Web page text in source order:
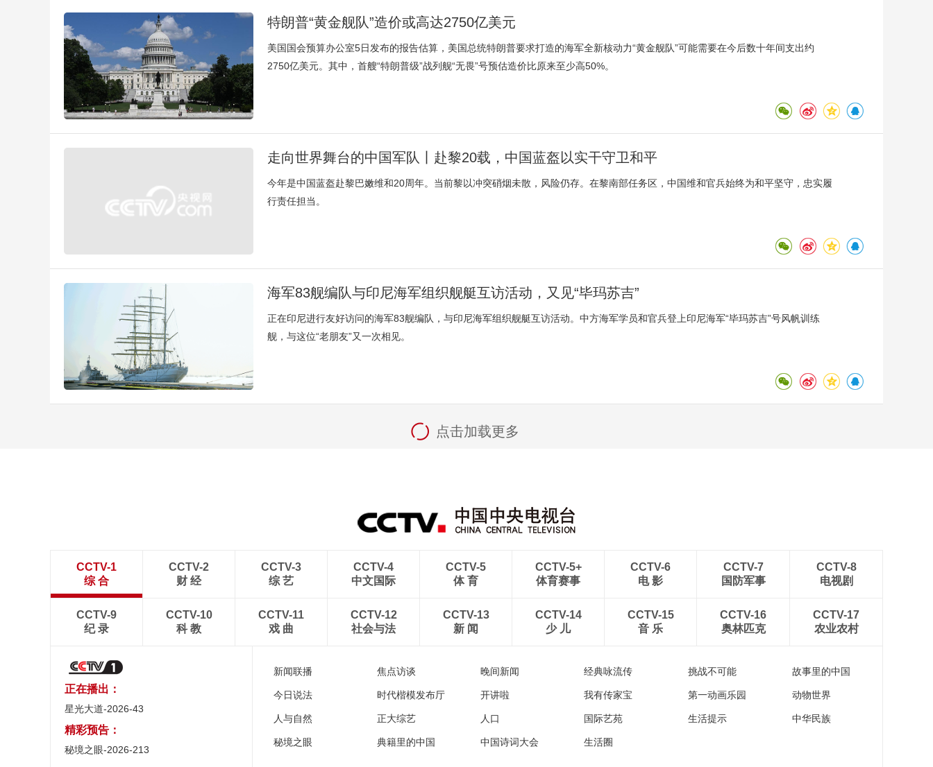
特朗普“黄金舰队”造价或高达2750亿美元
美国国会预算办公室5日发布的报告估算，美国总统特朗普要求打造的海军全新核动力“黄金舰队”可能需要在今后数十年间支出约
2750亿美元。其中，首艘“特朗普级”战列舰“无畏”号预估造价比原来至少高50%。
走向世界舞台的中国军队丨赴黎20载，中国蓝盔以实干守卫和平
今年是中国蓝盔赴黎巴嫩维和20周年。当前黎以冲突硝烟未散，风险仍存。在黎南部任务区，中国维和官兵始终为和平坚守，忠实履
行责任担当。
海军83舰编队与印尼海军组织舰艇互访活动，又见“毕玛苏吉”
正在印尼进行友好访问的海军83舰编队，与印尼海军组织舰艇互访活动。中方海军学员和官兵登上印尼海军“毕玛苏吉”号风帆训练
舰，与这位“老朋友”又一次相见。
点击加载更多
CCTV-1
综 合
CCTV-2
财 经
CCTV-3
综 艺
CCTV-4
中文国际
CCTV-5
体 育
CCTV-5+
体育赛事
CCTV-6
电 影
CCTV-7
国防军事
CCTV-8
电视剧
CCTV-9
纪 录
CCTV-10
科 教
CCTV-11
戏 曲
CCTV-12
社会与法
CCTV-13
新 闻
CCTV-14
少 儿
CCTV-15
音 乐
CCTV-16
奥林匹克
CCTV-17
农业农村
正在播出：
星光大道-2026-43
精彩预告：
秘境之眼-2026-213
新闻联播 焦点访谈 晚间新闻 经典咏流传 挑战不可能 故事里的中国
今日说法 时代楷模发布厅 开讲啦 我有传家宝 第一动画乐园 动物世界
人与自然 正大综艺 人口 国际艺苑 生活提示 中华民族
秘境之眼 典籍里的中国 中国诗词大会 生活圈